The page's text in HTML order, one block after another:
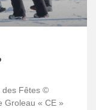
des Fêtes ©
Groleau « CE »